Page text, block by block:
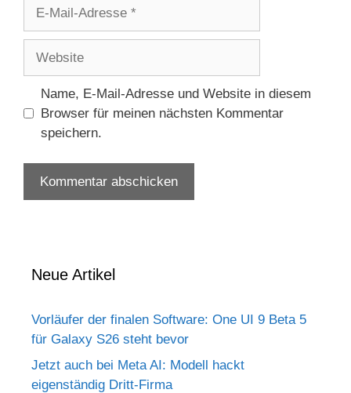
Adresse
Name, E-Mail-Adresse und Website in diesem
Browser für meinen nächsten Kommentar
speichern.
Neue Artikel
Vorläufer der finalen Software: One UI 9 Beta 5
für Galaxy S26 steht bevor
Jetzt auch bei Meta AI: Modell hackt
eigenständig Dritt-Firma